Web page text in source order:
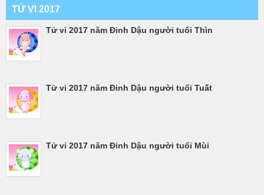
TỬ VI 2017
Tử vi 2017 năm Đinh Dậu người tuổi Thìn
Tử vi 2017 năm Đinh Dậu người tuổi Tuất
Tử vi 2017 năm Đinh Dậu người tuổi Mùi